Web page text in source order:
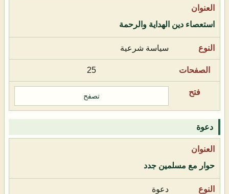
استعصاء دين الهداية والرحمة
سياسة شرعية
25
تصفح
دعوة
حوار مع مسلمين جدد
دعوة